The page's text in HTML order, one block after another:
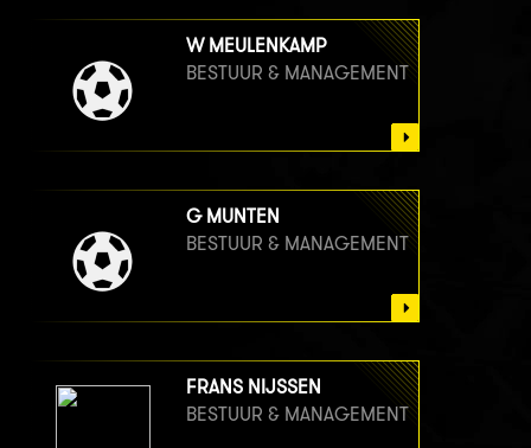
W MEULENKAMP
BESTUUR & MANAGEMENT
G MUNTEN
BESTUUR & MANAGEMENT
FRANS NIJSSEN
BESTUUR & MANAGEMENT